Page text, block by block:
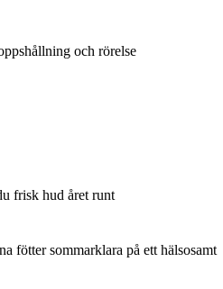
och rörelse
frisk hud året runt
fötter sommarklara på ett hälsosamt